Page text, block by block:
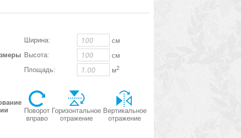
Ширина:
см
Высота:
см
Площадь:
м2
Поворот
вправо
Горизонтальное
отражение
Вертикальное
отражение